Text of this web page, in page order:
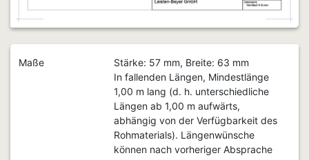
Maße
Stärke: 57 mm, Breite: 63 mm
In fallenden Längen, Mindestlänge
1,00 m lang (d. h. unterschiedliche
Längen ab 1,00 m aufwärts,
abhängig von der Verfügbarkeit des
Rohmaterials). Längenwünsche
können nach vorheriger Absprache